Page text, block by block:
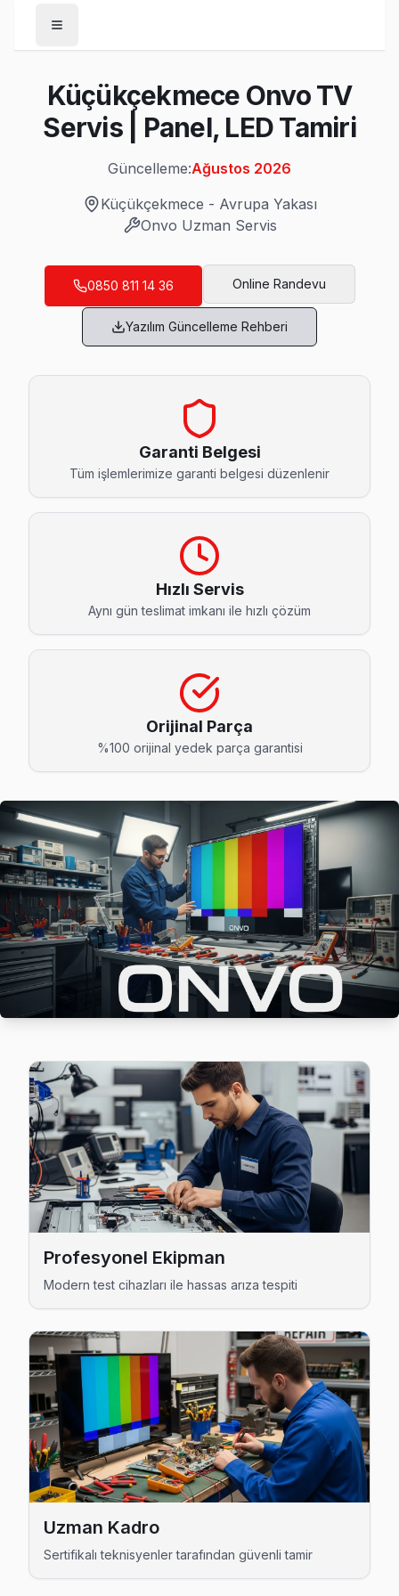
/Küçükçekmece
/Onvo
Son Güncelleme:Ağustos 2026
Küçükçekmece'da Mahalle Mahalle Onvo
Atakent Onvo Servis
Onvo TV Atakent adresinde firmware güncellemesi
Atatürk Onvo Servis
Küçükçekmece'da Atatürk bölgesi dahil tüm hizmet
Atatürk Onvo Açılmıyor Arıza →
Beşyol Onvo Servis
Beşyol Onvo Anakart Tamiri →
Cennet Onvo Servis
Onvo TV'nizin Cennet adresine gelen ekibimiz osiloskop
Cumhuriyet Onvo Servis
Cumhuriyet semtindeki Onvo TV sorunları için kapıya
Cumhuriyet Onvo Açılmıyor Arıza →
Fatih Onvo Servis
Fatih sakinlerine özel: Onvo TV tamirinde parça değişimi
Küçükçekmece Onvo Servis →
Fevzi Çakmak Onvo Servis
Fevzi Çakmak'de Onvo TV güç kartı kondansatör şişmesi
Fevzi Çakmak Onvo Anakart Tamiri →
Gültepe Onvo Servis
Onvo TV Gültepe'de internet bağlantısı sorunuyla
Küçükçekmece Onvo Servis →
Halkalı mahallesi Onvo TV servisinde şeffaf çalışıyoruz:
Halkalı Onvo Anakart Tamiri →
İkitelli Organize Sanayi Onvo Servis
Onvo TV'nizin İkitelli Organize Sanayi adresine gelen
Küçükçekmece TV Servis Merkezi →
Onvo TV'de T-Con kart arızası İnönü mahallesinde sık
İnönü Onvo Açılmıyor Arıza →
İstasyon Onvo Servis
İstasyon'de Onvo TV ekran değişimi gerekebilir mi?
Onvo Servis Merkezi →
Kanarya Onvo Servis
Onvo TV'de T-Con kart arızası Kanarya mahallesinde sık
Küçükçekmece Onvo Servis →
Kartaltepe Onvo Servis
Küçükçekmece Onvo TV
Servis | Panel, LED Tamiri
Güncelleme:Ağustos 2026
Küçükçekmece - Avrupa Yakası
Onvo Uzman Servis
0850 811 14 36 Online Randevu
Yazılım Güncelleme Rehberi
Garanti Belgesi
Tüm işlemlerimize garanti belgesi düzenlenir
Hızlı Servis
Aynı gün teslimat imkanı ile hızlı çözüm
Orijinal Parça
%100 orijinal yedek parça garantisi
Profesyonel Ekipman
Modern test cihazları ile hassas arıza tespiti
Uzman Kadro
Sertifikalı teknisyenler tarafından güvenli tamir